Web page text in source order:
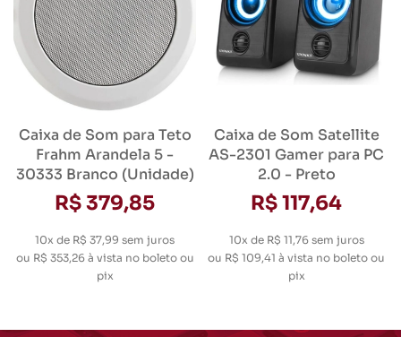
Caixa de Som para Teto
Frahm Arandela 5 -
30333 Branco (Unidade)
R$ 379,85
10x de R$ 37,99 sem juros
ou R$ 353,26à vista no boleto ou
pix
Caixa de Som Satellite
AS-2301 Gamer para PC
2.0 - Preto
R$ 117,64
10x de R$ 11,76 sem juros
ou R$ 109,41 à vista no boleto ou
pix